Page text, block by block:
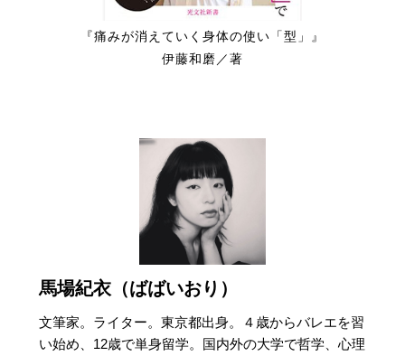
『痛みが消えていく身体の使い「型」』
伊藤和磨／著
馬場紀衣（ばばいおり）
文筆家。ライター。東京都出身。４歳からバレエを習
い始め、12歳で単身留学。国内外の大学で哲学、心理